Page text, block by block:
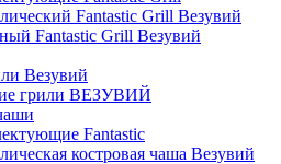
Fantastic Grill Везувий
Fantastic Grill Везувий
Везувий
грили ВЕЗУВИЙ
Fantastic
костровая чаша Везувий